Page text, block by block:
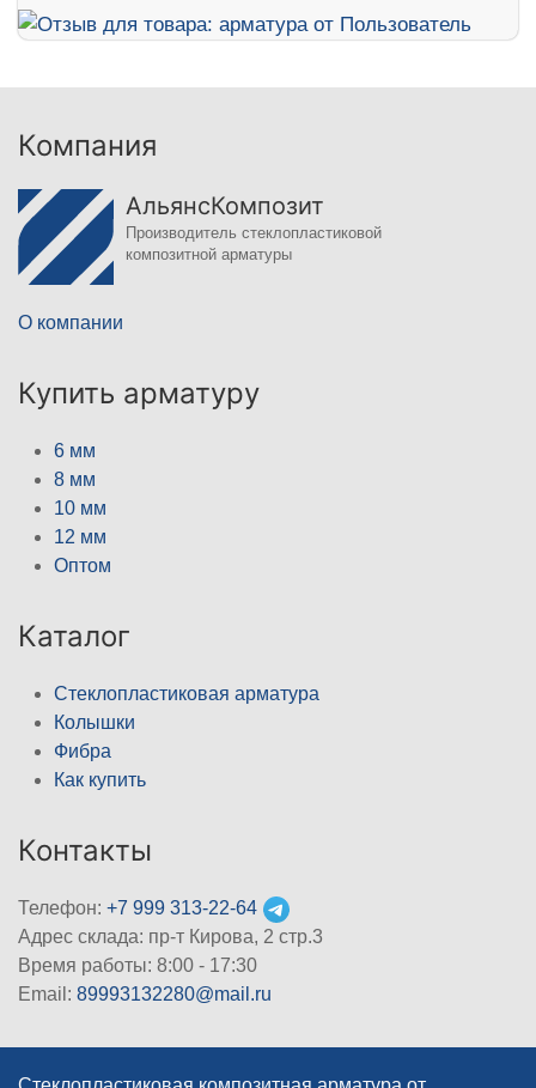
Компания
АльянсКомпозит
Производитель стеклопластиковой
композитной арматуры
О компании
Купить арматуру
6 мм
8 мм
10 мм
12 мм
Оптом
Каталог
Стеклопластиковая арматура
Колышки
Фибра
Как купить
Контакты
Телефон: +7 999 313-22-64
Адрес склада: пр-т Кирова, 2 стр.3
Время работы: 8:00 - 17:30
Email: 89993132280@mail.ru